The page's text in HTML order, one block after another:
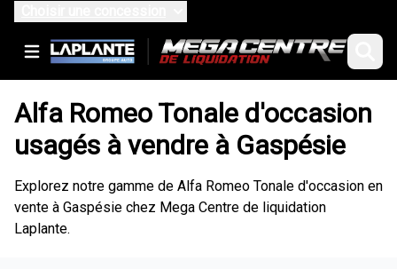
Alfa Romeo Tonale d'occasion
usagés à vendre à Gaspésie
Explorez notre gamme de Alfa Romeo Tonale d'occasion en
vente à Gaspésie chez Mega Centre de liquidation
Laplante.